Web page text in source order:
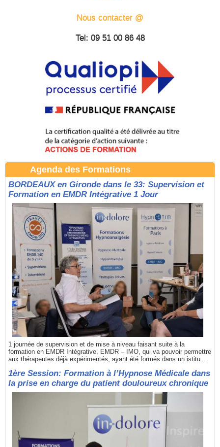
Nous contacter @
Tel: 09 51 00 86 48
Agenda des Formations
BORDEAUX en Gironde dans le 33: Supervision et
Formation en EMDR Intégrative 1 Jour
1 journée de supervision et de mise à niveau faisant suite à la
formation en EMDR Intégrative, EMDR – IMO, qui va pouvoir permettre
aux thérapeutes déjà expérimentés, ayant été formés dans un istitu...
1ère Session: Formation à l’Hypnose Médicale dans
la prise en charge du patient douloureux chronique